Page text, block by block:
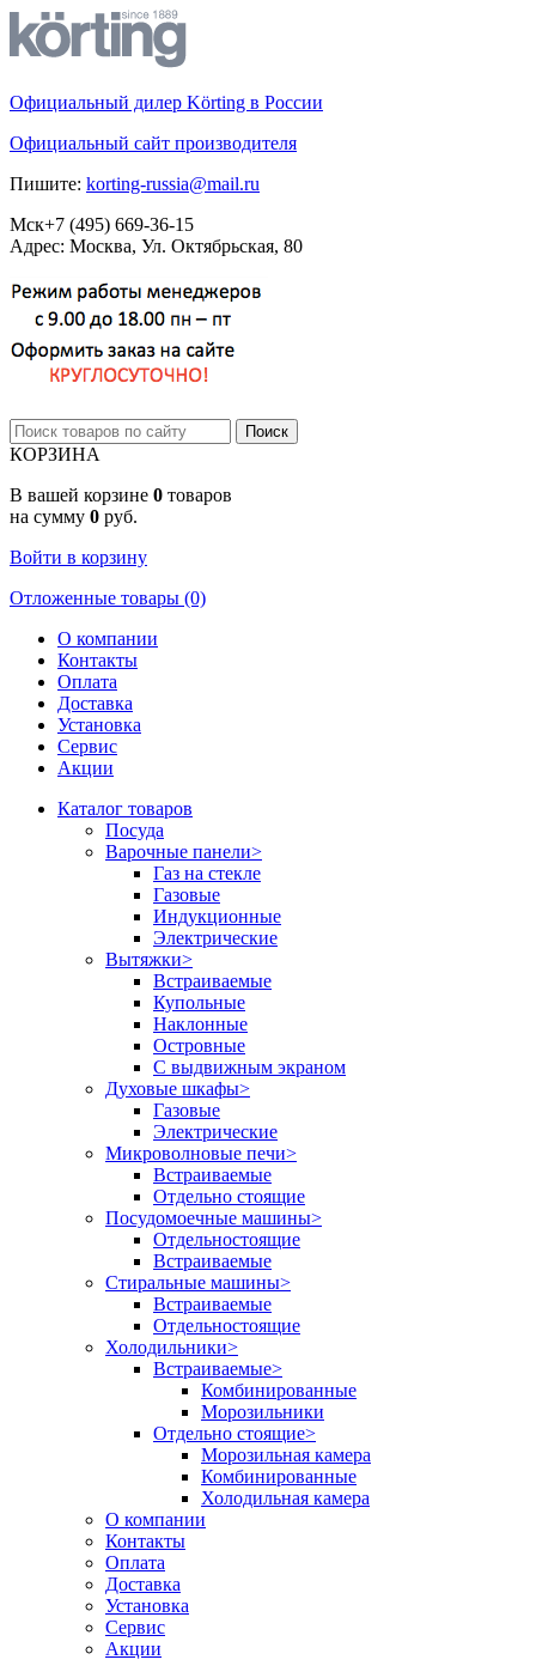
Официальный дилер Körting в России
Официальный сайт производителя
Пишите: korting-russia@mail.ru
Мск+7 (495) 669-36-15
Адрес: Москва, Ул. Октябрьская, 80
КОРЗИНА
В вашей корзине 0 товаров
на сумму 0 руб.
Войти в корзину
Отложенные товары (0)
О компании
Контакты
Оплата
Доставка
Установка
Сервис
Акции
Каталог товаров
Посуда
Варочные панели>
Газ на стекле
Газовые
Индукционные
Электрические
Вытяжки>
Встраиваемые
Купольные
Наклонные
Островные
С выдвижным экраном
Духовые шкафы>
Газовые
Электрические
Микроволновые печи>
Встраиваемые
Отдельно стоящие
Посудомоечные машины>
Отдельностоящие
Встраиваемые
Стиральные машины>
Встраиваемые
Отдельностоящие
Холодильники>
Встраиваемые>
Комбинированные
Морозильники
Отдельно стоящие>
Морозильная камера
Комбинированные
Холодильная камера
О компании
Контакты
Оплата
Доставка
Установка
Сервис
Акции